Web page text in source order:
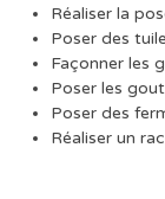
Réaliser la
Poser des
Façonner les
Poser les
Poser des
Réaliser un